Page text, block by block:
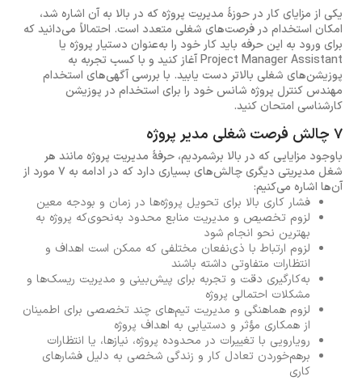
یکی از مزایای کار در حوزهٔ مدیریت پروژه که در بالا به آن اشاره شد،
امکان استخدام در فرصت‌های شغلی متعدد است. احتمالاً می‌دانید که
برای ورود به این حرفه باید کار خود را به‌عنوان دستیار پروژه یا
Project Manager Assistant آغاز کنید و با کسب تجربه به
پوزیشن‌های شغلی بالاتر دست یابید. با بررسی آگهی‌های استخدام
مهندس کنترل پروژه شانس خود را برای استخدام در پوزیشن
کارشناسی امتحان کنید.
7 چالش فرصت شغلی مدیر پروژه
باوجود مزایایی که در بالا برشمردیم، حرفهٔ مدیریت پروژه مانند هر
شغل مدیریتی دیگری چالش‌های بسیاری دارد که در ادامه به 7 مورد از
آن‌ها اشاره می‌کنیم:
فشار کاری بالا برای تحویل پروژه‌ها در زمان و بودجه معین
لزوم تخصیص و مدیریت منابع محدود به‌نحوی‌که پروژه به
بهترین نحو انجام شود
لزوم ارتباط با ذی‌نفعان مختلفی که ممکن است اهداف و
انتظارات متفاوتی داشته باشند
به‌کارگیری دقت و تجربه برای پیش‌بینی و مدیریت ریسک‌ها و
مشکلات احتمالی پروژه
لزوم هماهنگی و مدیریت تیم‌های چند تخصصی برای اطمینان
از همکاری مؤثر و دستیابی به اهداف پروژه
رویارویی با تغییرات در محدوده پروژه، نیازها، یا انتظارات
برهم‌خوردن تعادل کار و زندگی شخصی به دلیل فشارهای
کاری